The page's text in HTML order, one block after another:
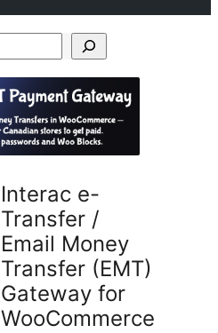
Interac e-
Transfer /
Email Money
Transfer (EMT)
Gateway for
WooCommerce